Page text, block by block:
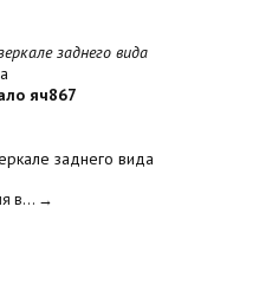
заднего вида
яч867
заднего вида
в... →